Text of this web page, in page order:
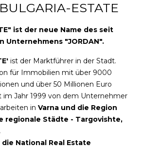
ESTATE
ist der neue Name des seit
Unternehmens "JORDAN".
ist der Marktführer in der Stadt.
für Immobilien mit über 9000
und über 50 Millionen Euro
im Jahr 1999 von dem Unternehmer
in Varna und die Region
regionale Städte - Targovishte,
National Real Estate